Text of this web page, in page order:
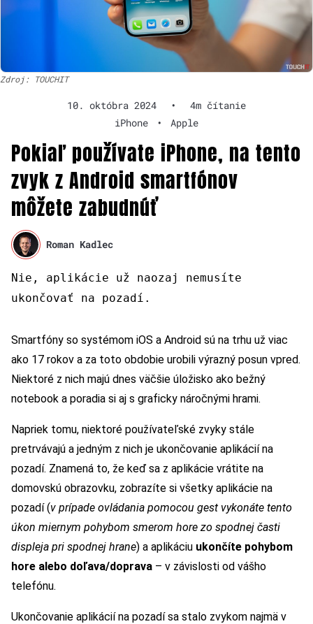
Zdroj: TOUCHIT
10. októbra 2024 •
4m čítanie
iPhone
• Apple
Pokiaľ používate iPhone, na tento
zvyk z Android smartfónov
môžete zabudnúť
Roman Kadlec
Nie, aplikácie už naozaj nemusíte
ukončovať na pozadí.
Smartfóny so systémom iOS a Android sú na trhu už viac
ako 17 rokov a za toto obdobie urobili výrazný posun vpred.
Niektoré z nich majú dnes väčšie úložisko ako bežný
notebook a poradia si aj s graficky náročnými hrami.
Napriek tomu, niektoré používateľské zvyky stále
pretrvávajú a jedným z nich je ukončovanie aplikácií na
pozadí. Znamená to, že keď sa z aplikácie vrátite na
domovskú obrazovku, zobrazíte si všetky aplikácie na
pozadí (v prípade ovládania pomocou gest vykonáte tento
úkon miernym pohybom smerom hore zo spodnej časti
displeja pri spodnej hrane) a aplikáciu ukončíte pohybom
hore alebo doľava/doprava – v závislosti od vášho
telefónu.
Ukončovanie aplikácií na pozadí sa stalo zvykom najmä v